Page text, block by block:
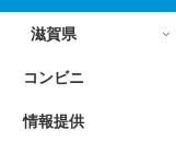
滋賀県
コンビニ
情報提供